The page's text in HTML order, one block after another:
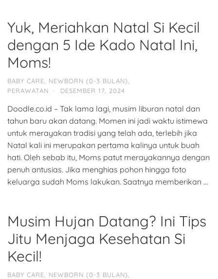
Yuk, Meriahkan Natal Si Kecil
dengan 5 Ide Kado Natal Ini,
Moms!
BABY CARE NEWBORN (0-3 BULAN)
PERAWATAN
· DESEMBER 17, 2024
Doodle.co.id – Tak lama lagi, musim liburan natal dan
tahun baru akan datang. Momen ini jadi waktu istimewa
untuk merayakan tradisi yang telah ada, terlebih jika
Natal kali ini merupakan pertama kalinya untuk buah
hati. Oleh sebab itu, Moms patut merayakannya dengan
penuh antusias. Jika menghias pohon hingga foto
keluarga sudah Moms lakukan. Saatnya memberikan …
Musim Hujan Datang? Ini Tips
Jitu Menjaga Kesehatan Si
Kecil!
BABY CARE NEWBORN (0-3 BULAN)